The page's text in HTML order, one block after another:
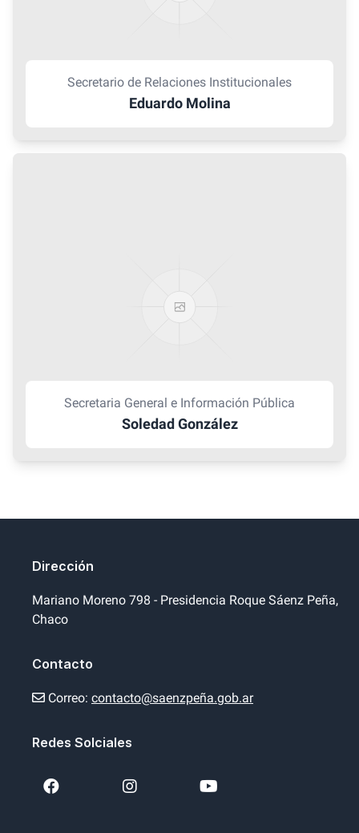
Secretario de Relaciones Institucionales
Eduardo Molina
Secretaria General e Información Pública
Soledad González
Dirección
Mariano Moreno 798 - Presidencia Roque Sáenz Peña,
Chaco
Contacto
Correo: contacto@saenzpeña.gob.ar
Redes Solciales